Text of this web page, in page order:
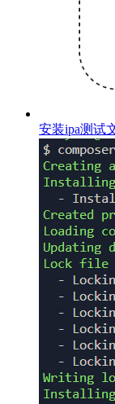
安装ipa测试